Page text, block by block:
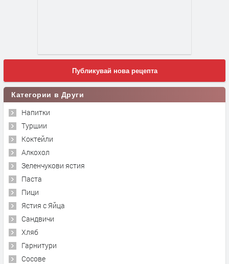
Публикувай нова рецепта
Категории в Други
Напитки
Туршии
Коктейли
Алкохол
Зеленчукови ястия
Паста
Пици
Ястия с Яйца
Сандвичи
Хляб
Гарнитури
Сосове